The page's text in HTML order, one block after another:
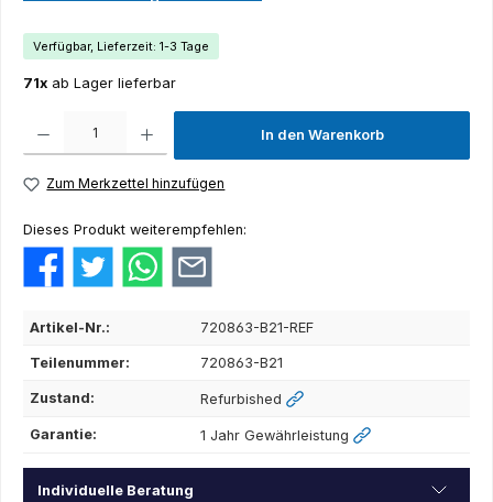
Verfügbar, Lieferzeit: 1-3 Tage
71x ab Lager lieferbar
In den Warenkorb
Zum Merkzettel hinzufügen
Dieses Produkt weiterempfehlen:
Artikel-Nr.: 720863-B21-REF
Teilenummer: 720863-B21
Zustand: Refurbished
Garantie: 1 Jahr Gewährleistung
Individuelle Beratung